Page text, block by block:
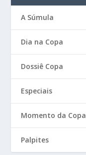
A Súmula
Dia na Copa
Dossiê Copa
Especiais
Momento da Copa
Palpites